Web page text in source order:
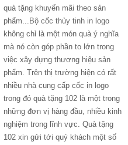
quà tặng khuyến mãi theo sản
phẩm... Bộ cốc thủy tinh in logo
không chỉ là một món quà ý nghĩa
mà nó còn góp phần to lớn trong
việc xây dựng thương hiệu sản
phẩm. Trên thị trường hiện có rất
nhiều nhà cung cấp cốc in logo
trong đó quà tặng 102 là một trong
những đơn vị hàng đầu, nhiều kinh
nghiệm trong lĩnh vực. Quà tặng
102 xin gửi tới quý khách một số